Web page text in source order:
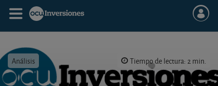
Análisis Tiempo de lectura: 2 min.